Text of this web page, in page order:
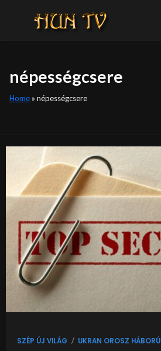
népességcsere
Home »népességcsere
SZÉP ÚJ VILÁG / UKRAN OROSZ HÁBORÚ